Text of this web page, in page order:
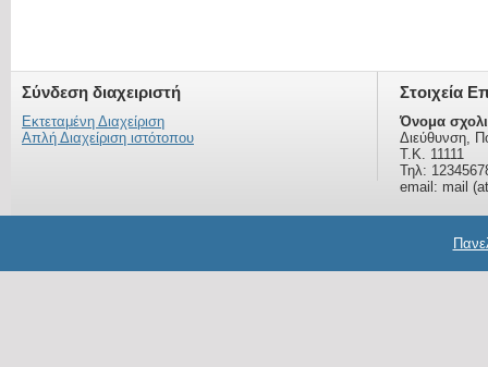
Σύνδεση διαχειριστή
Εκτεταμένη Διαχείριση
Απλή Διαχείριση ιστότοπου
Στοιχεία
Όνομα
Διεύθυνση,
Τ.Κ. 11111
Τηλ:
email: mail